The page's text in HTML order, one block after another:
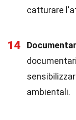
catturare
14
ambientali.